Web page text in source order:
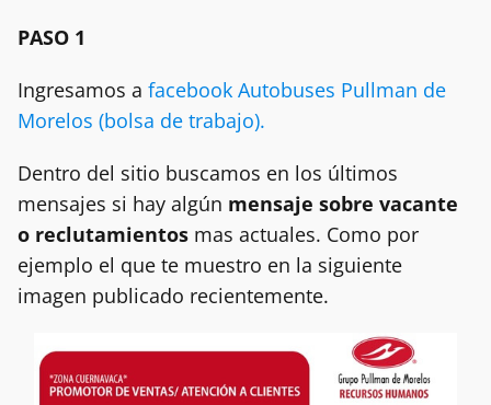
PASO 1
Ingresamos a facebook Autobuses Pullman de
Morelos (bolsa de trabajo).
Dentro del sitio buscamos en los últimos
mensajes si hay algún mensaje sobre vacante
o reclutamientos mas actuales. Como por
ejemplo el que te muestro en la siguiente
imagen publicado recientemente.